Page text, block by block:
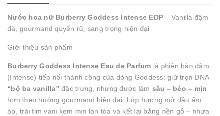
Nước hoa nữ Burberry Goddess Intense EDP – Vanilla đậm
đà, gourmand quyến rũ, sang trọng hiện đại
Giới thiệu sản phẩm
Burberry Goddess Intense Eau de Parfum là phiên bản đậm
(Intense) tiếp nối thành công của dòng Goddess: giữ trọn DNA
“bộ ba vanilla” đặc trưng, nhưng được làm sâu – béo – mịn
hơn theo hướng gourmand hiện đại. Lớp hương mở đầu ấm
áp, trái tim vani kem mịn lan tỏa và kết lại bằng nền gỗ – nhựa